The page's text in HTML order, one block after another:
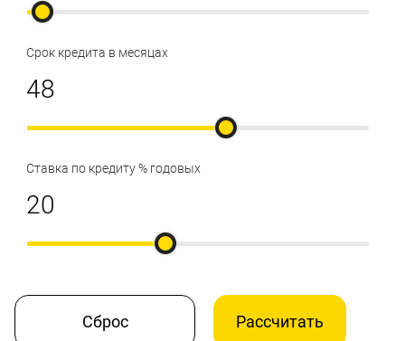
Срок кредита в месяцах
Ставка по кредиту % годовых
Сброс Рассчитать